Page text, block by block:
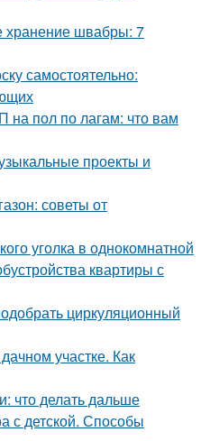
хранение швабры: 7
самостоятельно:
на пол по лагам: что вам
проекты и
советы от
уголка в однокомнатной
квартиры с
циркуляционный
участке. Как
что делать дальше
с детской. Способы